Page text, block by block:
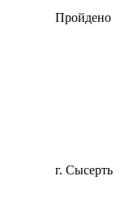
Пройдено
г. Сысерть